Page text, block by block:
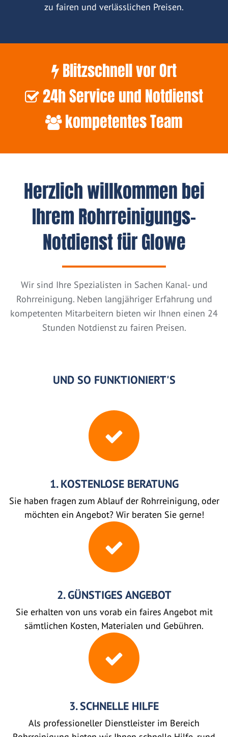
zu fairen und verlässlichen Preisen.
Blitzschnell vor Ort
24h Service und Notdienst
kompetentes Team
Herzlich willkommen bei
Ihrem Rohrreinigungs-
Notdienst für Glowe
Wir sind Ihre Spezialisten in Sachen Kanal- und
Rohrreinigung. Neben langjähriger Erfahrung und
kompetenten Mitarbeitern bieten wir Ihnen einen 24
Stunden Notdienst zu fairen Preisen.
UND SO FUNKTIONIERT'S
1. KOSTENLOSE BERATUNG
Sie haben fragen zum Ablauf der Rohrreinigung, oder
möchten ein Angebot? Wir beraten Sie gerne!
2. GÜNSTIGES ANGEBOT
Sie erhalten von uns vorab ein faires Angebot mit
sämtlichen Kosten, Materialen und Gebühren.
3. SCHNELLE HILFE
Als professioneller Dienstleister im Bereich